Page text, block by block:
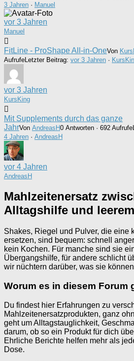
3 Jahren · Manuel
vor 3 Jahren
Manuel
FitLine - ProShape All-in-OneVon
AufrufeLetzter Beitrag: vor 3 Jahren ·
vor 3 Jahren
KursKing
Mit Supplements durch das ganze
JahrVon AndreasH0 Antworten · 692 Aufrufe
4 Jahren · AndreasH
vor 4 Jahren
AndreasH
Mahlzeitenersatz
Alltagshilfe und
Shakes, Riegel und Pulver, die eine
ersetzen, sind bequem: schnell
kein Kochen. Für manche sind sie
Übergangshilfe, für andere schlicht
wir nüchtern darüber, was sie
Worum es in diesem Forum
Du findest hier Erfahrungen zu
Mahlzeitenersatzprodukten, ganz
geht um Alltagstauglichkeit,
darum, ob so ein Produkt für dich
Ehrliche Berichte helfen mehr als
Dose.